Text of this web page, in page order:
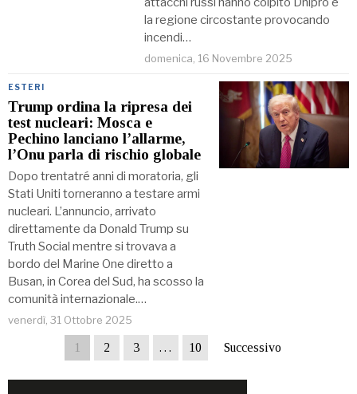
la regione circostante provocando
incendi…
domenica, 16 Novembre 2025
ESTERI
Trump ordina la ripresa dei
test nucleari: Mosca e
Pechino lanciano l’allarme,
l’Onu parla di rischio globale
Dopo trentatré anni di moratoria, gli
Stati Uniti torneranno a testare armi
nucleari. L’annuncio, arrivato
direttamente da Donald Trump su
Truth Social mentre si trovava a
bordo del Marine One diretto a
Busan, in Corea del Sud, ha scosso la
comunità internazionale.…
venerdì, 31 Ottobre 2025
1 2 3 … 10 Successivo